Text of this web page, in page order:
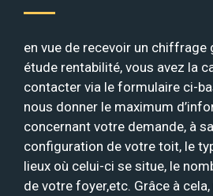
en vue de recevoir un chiffrage
étude rentabilité, vous avez la
contacter via le formulaire ci-
nous donner le maximum
concernant votre demande, à
configuration de votre toit, le
lieux où celui-ci se situe, le
de votre foyer,etc. Grâce à